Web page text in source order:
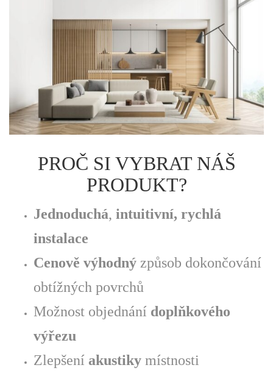
PROČ SI VYBRAT NÁŠ
PRODUKT?
Jednoduchá, intuitivní, rychlá
instalace
Cenově výhodný způsob dokončování
obtížných povrchů
Možnost objednání doplňkového
výřezu
Zlepšení akustiky místnosti